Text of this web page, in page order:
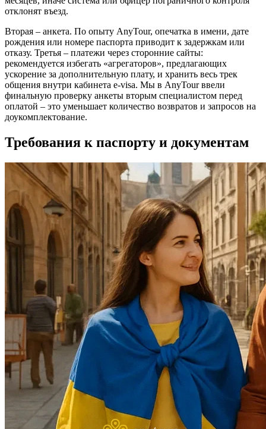
отклонят въезд.
Вторая – анкета. По опыту AnyTour, опечатка в имени, дате
рождения или номере паспорта приводит к задержкам или
отказу. Третья – платежи через сторонние сайты:
рекомендуется избегать «агрегаторов», предлагающих
ускорение за дополнительную плату, и хранить весь трек
общения внутри кабинета e-visa. Мы в AnyTour ввели
финальную проверку анкеты вторым специалистом перед
оплатой – это уменьшает количество возвратов и запросов на
доукомплектование.
Требования к паспорту и документам